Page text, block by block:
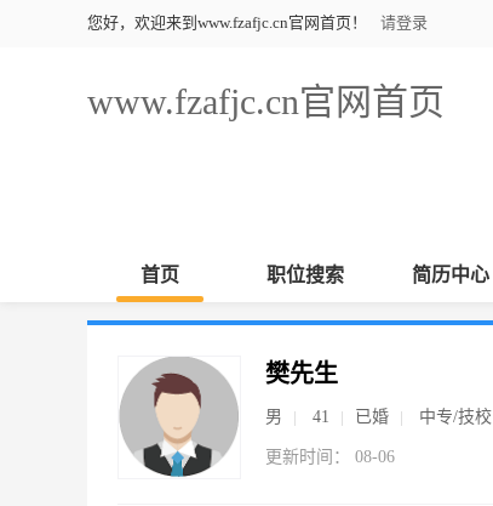
您好，欢迎来到www.fzafjc.cn官网首页！ 请登录
www.fzafjc.cn官网首页
首页 职位搜索 简历中心
樊先生
男 41 已婚 中专/技校
更新时间： 08-06